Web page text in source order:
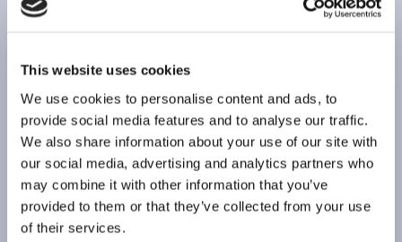
This website uses cookies
We use cookies to personalise content and ads, to
provide social media features and to analyse our traffic.
We also share information about your use of our site with
our social media, advertising and analytics partners who
may combine it with other information that you’ve
provided to them or that they’ve collected from your use
of their services.